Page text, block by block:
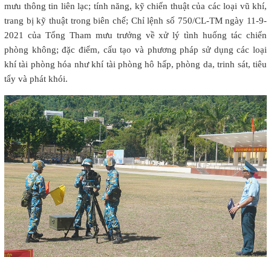
mưu thông tin liên lạc; tính năng, kỹ chiến thuật của các loại vũ khí,
trang bị kỹ thuật trong biên chế; Chỉ lệnh số 750/CL-TM ngày 11-9-
2021 của Tổng Tham mưu trưởng về xử lý tình huống tác chiến
phòng không; đặc điểm, cấu tạo và phương pháp sử dụng các loại
khí tài phòng hóa như khí tài phòng hô hấp, phòng da, trinh sát, tiêu
tẩy và phát khói.